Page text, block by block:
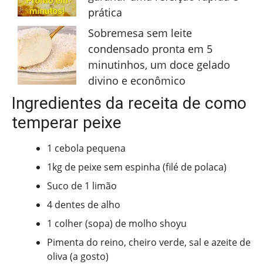
prática
Sobremesa sem leite
condensado pronta em 5
minutinhos, um doce gelado
divino e econômico
Ingredientes da receita de como
temperar peixe
1 cebola pequena
1kg de peixe sem espinha (filé de polaca)
Suco de 1 limão
4 dentes de alho
1 colher (sopa) de molho shoyu
Pimenta do reino, cheiro verde, sal e azeite de
oliva (a gosto)